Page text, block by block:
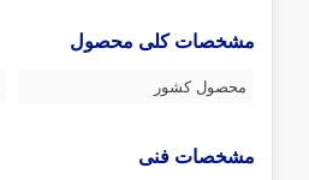
مشخصات کلی محصول
محصول کشور
مشخصات فنی